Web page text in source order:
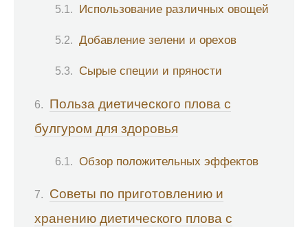
Использование различных овощей
Добавление зелени и орехов
Сырые специи и пряности
Польза диетического плова с
булгуром для здоровья
Обзор положительных эффектов
Советы по приготовлению и
хранению диетического плова с